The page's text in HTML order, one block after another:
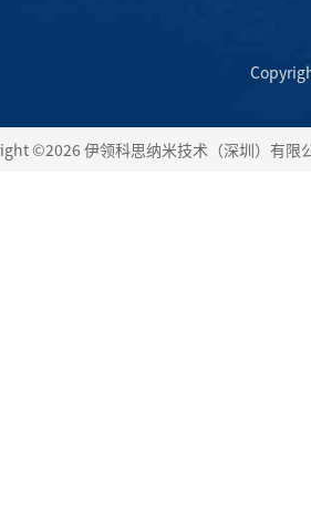
©2026 伊领科思纳米技术（深圳）有限